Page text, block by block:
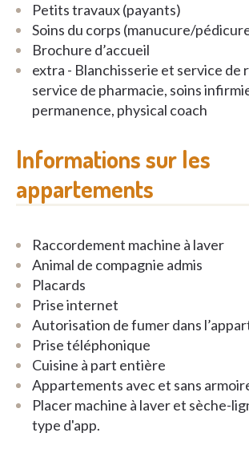
Petits travaux (payants)
Soins du corps (manucure/
Brochure d’accueil
extra - Blanchisserie et service de
service de pharmacie, soins
permanence, physical coach
Informations sur les
appartements
Raccordement machine à laver
Animal de compagnie admis
Placards
Prise internet
Autorisation de fumer dans
Prise téléphonique
Cuisine à part entière
Appartements avec et sans
Placer machine à laver et sèche-
type d'app.